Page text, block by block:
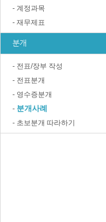
- 계정과목
- 재무제표
분개
- 전표/장부 작성
- 전표분개
- 영수증분개
- 분개사례
- 초보분개 따라하기